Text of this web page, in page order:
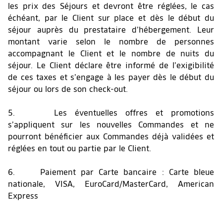
les prix des Séjours et devront être réglées, le cas
échéant, par le Client sur place et dès le début du
séjour auprès du prestataire d’hébergement. Leur
montant varie selon le nombre de personnes
accompagnant le Client et le nombre de nuits du
séjour. Le Client déclare être informé de l’exigibilité
de ces taxes et s’engage à les payer dès le début du
séjour ou lors de son check-out.
5. Les éventuelles offres et promotions
s’appliquent sur les nouvelles Commandes et ne
pourront bénéficier aux Commandes déjà validées et
réglées en tout ou partie par le Client.
6. Paiement par Carte bancaire : Carte bleue
nationale, VISA, EuroCard/MasterCard, American
Express